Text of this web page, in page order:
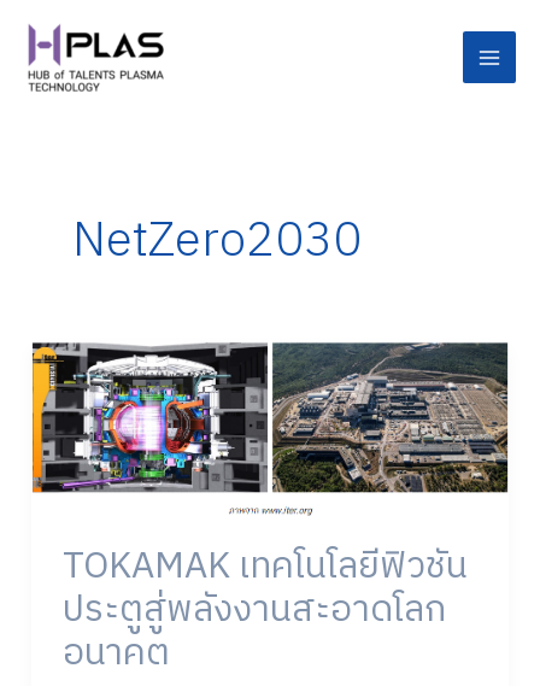
content
Main
NetZero2030
TOKAMAK เทคโนโลยีฟิวชัน
ประตูสู่พลังงานสะอาดโลก
อนาคต
TOKAMAK
เทคโนโลยี
ฟิว
ชัน
ประตู
สู่
สะอาด
โลก
อนาคต